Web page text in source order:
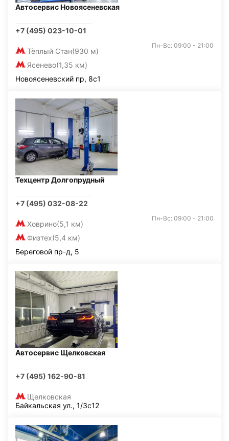
Автосервис Новоясеневская
+7 (495) 023-10-01
Тёплый Стан(930 м)
Ясенево(1,35 км)
Пн-Вс: 09:00 - 21:00
Новоясеневский пр, 8с1
Техцентр Долгопрудный
+7 (495) 032-08-22
Ховрино(5,1 км)
Физтех(5,4 км)
Пн-Вс: 09:00 - 21:00
Береговой пр-д, 5
Автосервис Щелковская
+7 (495) 162-90-81
Щелковская
Байкальская ул., 1/3с12